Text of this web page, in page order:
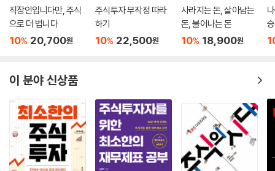
직장인입니다만, 주식
으로 더 법니다
10% 20,700원
주식투자 무작정 따라
하기
10% 22,500원
사라지는 돈, 살아남는
돈, 불어나는 돈
10% 18,900원
이 분야 신상품